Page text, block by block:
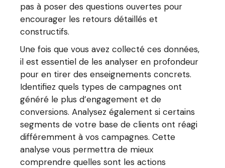
pas à poser des questions ouvertes pour
encourager les retours détaillés et
constructifs.
Une fois que vous avez collecté ces données,
il est essentiel de les analyser en profondeur
pour en tirer des enseignements concrets.
Identifiez quels types de campagnes ont
généré le plus d’engagement et de
conversions. Analysez également si certains
segments de votre base de clients ont réagi
différemment à vos campagnes. Cette
analyse vous permettra de mieux
comprendre quelles sont les actions